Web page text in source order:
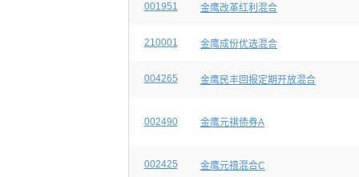
001951 金鹰改革红利混合
210001 金鹰成份优选混合
004265 金鹰民丰回报定期开放混合
002490 金鹰元祺债券A
002425 金鹰元禧混合C